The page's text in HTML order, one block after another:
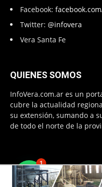
Facebook:
Twitter: @infovera
Vera Santa Fe
QUIENES SOMOS
InfoVera.com.ar es un
cubre la actualidad
su extensión, sumando a
de todo el norte de la
Todos Los Derechos
1